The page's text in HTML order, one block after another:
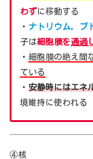
わずに移動する
・ ナトリウム，ブ
子は細胞膜を通過
・ 細胞膜の絶え間
ている
・ 安静時にはエネ
境維持に使われる
④核